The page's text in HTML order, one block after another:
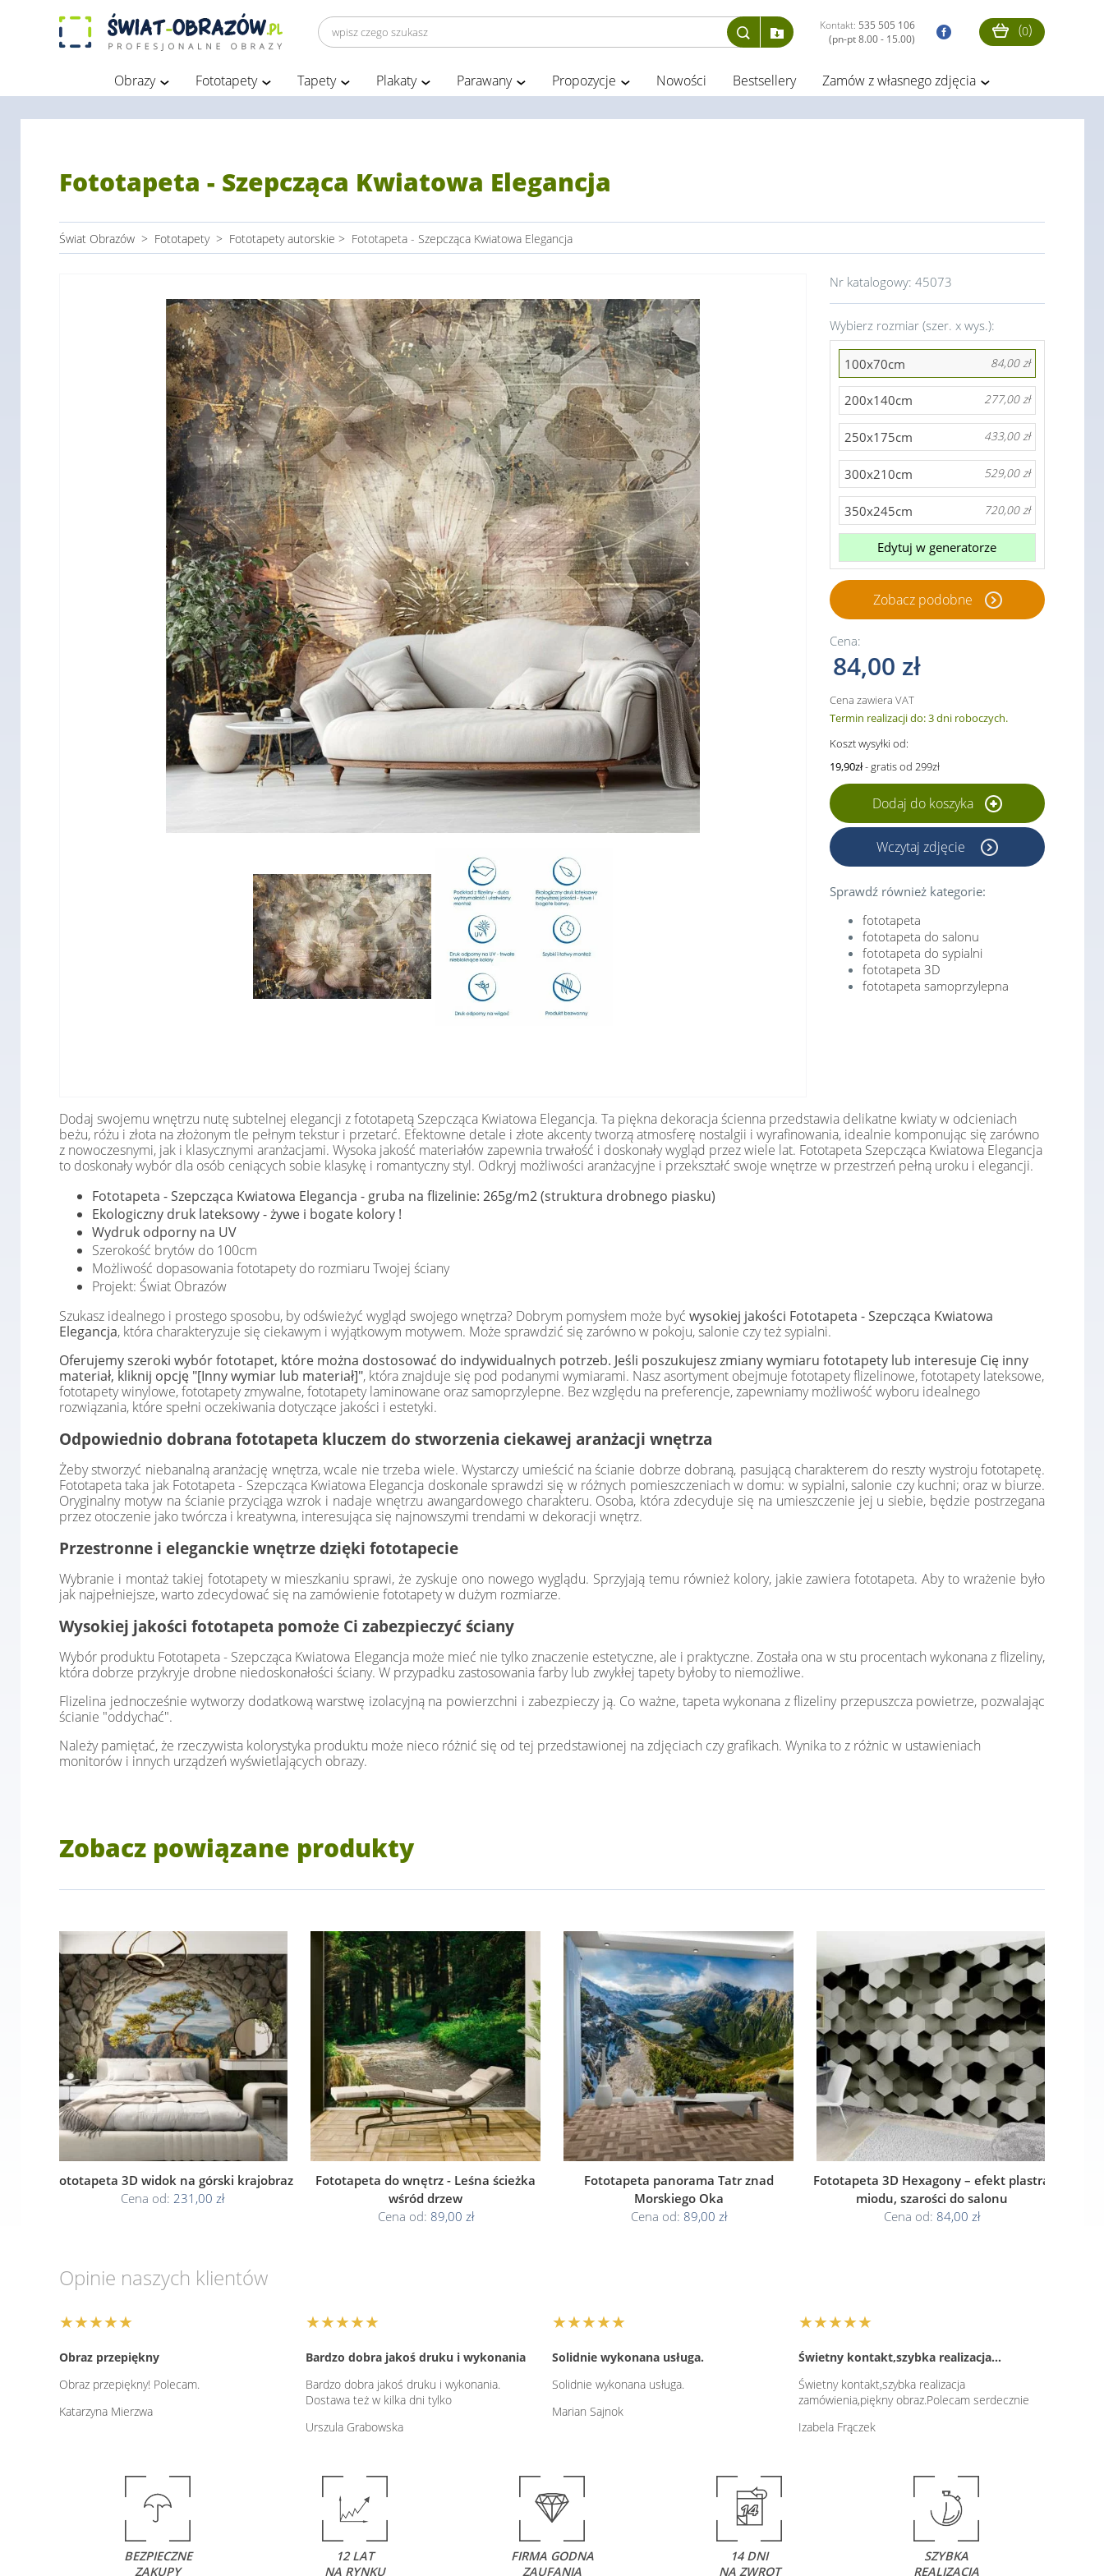
Kontakt: 535 505 106
(pn-pt 8.00 - 15.00)
(0)
Obrazy Fototapety Tapety Plakaty Parawany Propozycje Nowości Bestsellery Zamów z własnego zdjęcia
Fototapeta - Szepcząca Kwiatowa Elegancja
Świat Obrazów > Fototapety > Fototapety autorskie > Fototapeta - Szepcząca Kwiatowa Elegancja
Nr katalogowy: 45073
Wybierz rozmiar (szer. x wys.):
100x70cm 84,00 zł
200x140cm 277,00 zł
250x175cm 433,00 zł
300x210cm 529,00 zł
350x245cm 720,00 zł
Edytuj w generatorze
Zobacz podobne
Cena:
84,00 zł
Cena zawiera VAT
Termin realizacji do: 3 dni roboczych.
Koszt wysyłki od:
19,90zł- gratis od 299zł
Dodaj do koszyka
Wczytaj zdjęcie
Sprawdź również kategorie:
fototapeta
fototapeta do salonu
fototapeta do sypialni
fototapeta 3D
fototapeta samoprzylepna
Dodaj swojemu wnętrzu nutę subtelnej elegancji z fototapetą Szepcząca Kwiatowa Elegancja. Ta piękna dekoracja ścienna przedstawia delikatne kwiaty w odcieniach
beżu, różu i złota na złożonym tle pełnym tekstur i przetarć. Efektowne detale i złote akcenty tworzą atmosferę nostalgii i wyrafinowania, idealnie komponując się zarówno
z nowoczesnymi, jak i klasycznymi aranżacjami. Wysoka jakość materiałów zapewnia trwałość i doskonały wygląd przez wiele lat. Fototapeta Szepcząca Kwiatowa Elegancja
to doskonały wybór dla osób ceniących sobie klasykę i romantyczny styl. Odkryj możliwości aranżacyjne i przekształć swoje wnętrze w przestrzeń pełną uroku i elegancji.
Fototapeta - Szepcząca Kwiatowa Elegancja - gruba na flizelinie: 265g/m2 (struktura drobnego piasku)
Ekologiczny druk lateksowy - żywe i bogate kolory !
Wydruk odporny na UV
Szerokość brytów do 100cm
Możliwość dopasowania fototapety do rozmiaru Twojej ściany
Projekt: Świat Obrazów
Szukasz idealnego i prostego sposobu, by odświeżyć wygląd swojego wnętrza? Dobrym pomysłem może być wysokiej jakości Fototapeta - Szepcząca Kwiatowa
Elegancja, która charakteryzuje się ciekawym i wyjątkowym motywem. Może sprawdzić się zarówno w pokoju, salonie czy też sypialni.
Oferujemy szeroki wybór fototapet, które można dostosować do indywidualnych potrzeb. Jeśli poszukujesz zmiany wymiaru fototapety lub interesuje Cię inny
materiał, kliknij opcję "[Inny wymiar lub materiał]", która znajduje się pod podanymi wymiarami. Nasz asortyment obejmuje fototapety flizelinowe, fototapety lateksowe,
fototapety winylowe, fototapety zmywalne, fototapety laminowane oraz samoprzylepne. Bez względu na preferencje, zapewniamy możliwość wyboru idealnego
rozwiązania, które spełni oczekiwania dotyczące jakości i estetyki.
Odpowiednio dobrana fototapeta kluczem do stworzenia ciekawej aranżacji wnętrza
Żeby stworzyć niebanalną aranżację wnętrza, wcale nie trzeba wiele. Wystarczy umieścić na ścianie dobrze dobraną, pasującą charakterem do reszty wystroju fototapetę.
Fototapeta taka jak Fototapeta - Szepcząca Kwiatowa Elegancja doskonale sprawdzi się w różnych pomieszczeniach w domu: w sypialni, salonie czy kuchni; oraz w biurze.
Oryginalny motyw na ścianie przyciąga wzrok i nadaje wnętrzu awangardowego charakteru. Osoba, która zdecyduje się na umieszczenie jej u siebie, będzie postrzegana
przez otoczenie jako twórcza i kreatywna, interesująca się najnowszymi trendami w dekoracji wnętrz.
Przestronne i eleganckie wnętrze dzięki fototapecie
Wybranie i montaż takiej fototapety w mieszkaniu sprawi, że zyskuje ono nowego wyglądu. Sprzyjają temu również kolory, jakie zawiera fototapeta. Aby to wrażenie było
jak najpełniejsze, warto zdecydować się na zamówienie fototapety w dużym rozmiarze.
Wysokiej jakości fototapeta pomoże Ci zabezpieczyć ściany
Wybór produktu Fototapeta - Szepcząca Kwiatowa Elegancja może mieć nie tylko znaczenie estetyczne, ale i praktyczne. Została ona w stu procentach wykonana z flizeliny,
która dobrze przykryje drobne niedoskonałości ściany. W przypadku zastosowania farby lub zwykłej tapety byłoby to niemożliwe.
Flizelina jednocześnie wytworzy dodatkową warstwę izolacyjną na powierzchni i zabezpieczy ją. Co ważne, tapeta wykonana z flizeliny przepuszcza powietrze, pozwalając
ścianie "oddychać".
Należy pamiętać, że rzeczywista kolorystyka produktu może nieco różnić się od tej przedstawionej na zdjęciach czy grafikach. Wynika to z różnic w ustawieniach
monitorów i innych urządzeń wyświetlających obrazy.
Zobacz powiązane produkty
Fototapeta 3D widok na górski krajobraz
Cena od: 231,00 zł
Fototapeta do wnętrz - Leśna ścieżka
wśród drzew
Cena od: 89,00 zł
Fototapeta panorama Tatr znad
Morskiego Oka
Cena od: 89,00 zł
Fototapeta 3D Hexagony – efekt plastra
miodu, szarości do salonu
Cena od: 84,00 zł
Opinie naszych klientów
★★★★★
Obraz przepiękny
Obraz przepiękny! Polecam.
Katarzyna Mierzwa
★★★★★
Bardzo dobra jakoś druku i wykonania
Bardzo dobra jakoś druku i wykonania.
Dostawa też w kilka dni tylko
Urszula Grabowska
★★★★★
Solidnie wykonana usługa.
Solidnie wykonana usługa.
Marian Sajnok
★★★★★
Świetny kontakt,szybka realizacja…
Świetny kontakt,szybka realizacja
zamówienia,piękny obraz.Polecam serdecznie
Izabela Frączek
BEZPIECZNE
ZAKUPY
12 LAT
NA RYNKU
FIRMA GODNA
ZAUFANIA
14 DNI
NA ZWROT
SZYBKA
REALIZACJA